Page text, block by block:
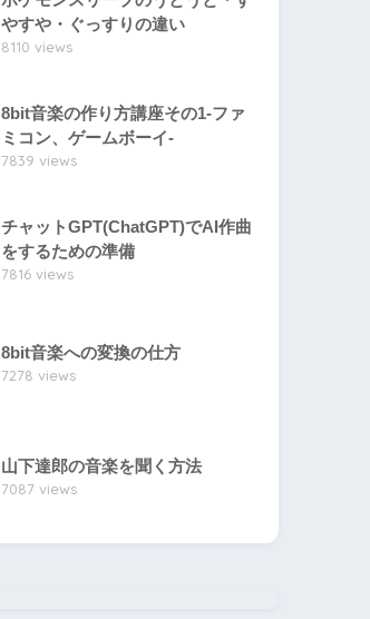
やすや・ぐっすりの違い
8110 views
8bit音楽の作り方講座その1-ファ
ミコン、ゲームボーイ-
7839 views
チャットGPT(ChatGPT)でAI作曲
をするための準備
7816 views
8bit音楽への変換の仕方
7278 views
山下達郎の音楽を聞く方法
7087 views